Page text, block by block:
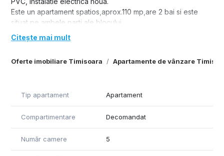
Oferte imobiliare Timisoara Apartamente de vânzare
Este un apartament spatios,aprox.110 mp,are 2 bai si este
situat pe ambele parti ale blocului.
Se poate ocupa imediat.
Citește mai mult
Tip apartament Apartament
Compartimentare Decomandat
Număr camere 5